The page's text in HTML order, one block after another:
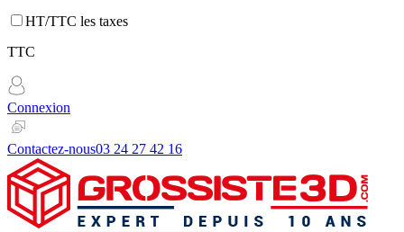
HT/TTC les taxes
TTC
Connexion
Contactez-nous03 24 27 42 16